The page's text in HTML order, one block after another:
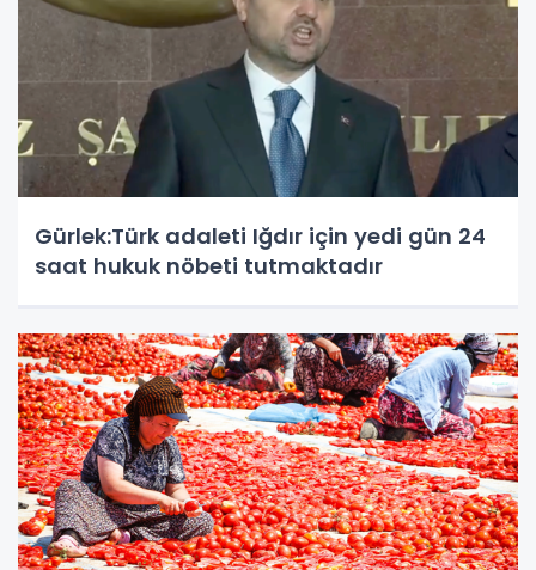
Gürlek:Türk adaleti Iğdır için yedi gün 24
saat hukuk nöbeti tutmaktadır